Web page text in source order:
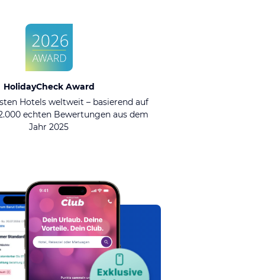
HolidayCheck Award
Hotels weltweit – basierend auf
echten Bewertungen aus dem
Jahr 2025